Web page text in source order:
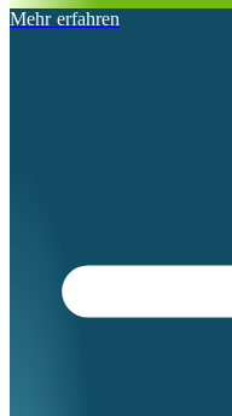
Mehr erfahren